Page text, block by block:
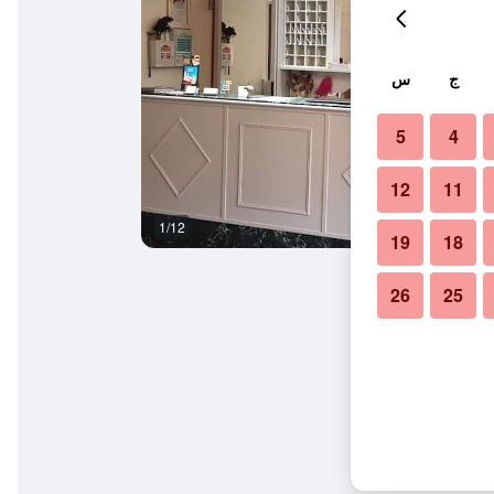
1/12
ج س
4
5
11
12
18
19
25
26